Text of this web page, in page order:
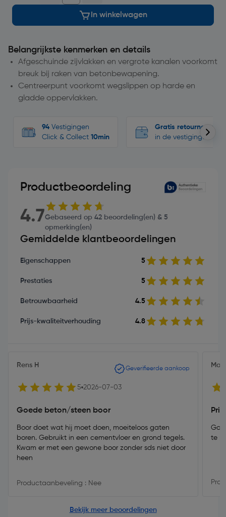
In winkelwagen
Belangrijkste kenmerken en details
Afgeschuinde zijvlakken en vergrote kanalen voorkomt
breuk bij raken van betonbewapening.
Centreerpunt voorkomt wegslippen op harde en
gladde oppervlakken.
94 Vestigingen
Click & Collect 10min
Gratis retourneren
in de vestigingen
Productbeoordeling
4.7Gebaseerd op 42 beoordeling(en) & 5
opmerking(en)
Gemiddelde klantbeoordelingen
Eigenschappen 5
Prestaties 5
Betrouwbaarheid 4.5
Prijs-kwaliteitverhouding 4.8
Rens H Geverifieerde aankoop
5 2026-07-03
Goede beton/steen boor
Boor doet wat hij moet doen, moeiteloos gaten
boren. Gebruikt in een cementvloer en grond tegels.
Kwam er met een gewone boor zonder sds niet door
heen
Productaanbeveling : Nee
te
Bekijk meer beoordelingen